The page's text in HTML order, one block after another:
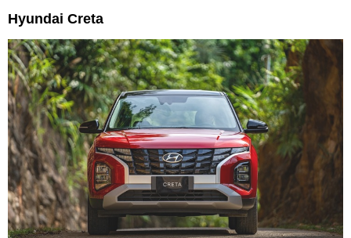
Hyundai Creta